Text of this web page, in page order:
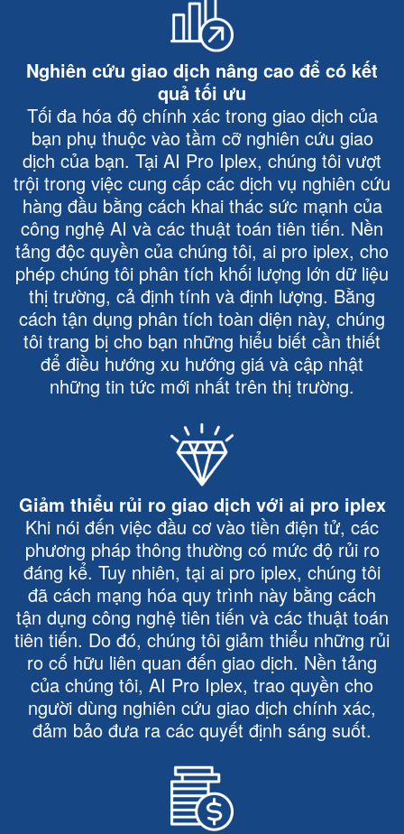
Nghiên cứu giao dịch nâng cao để có kết
quả tối ưu
Tối đa hóa độ chính xác trong giao dịch của
bạn phụ thuộc vào tầm cỡ nghiên cứu giao
dịch của bạn. Tại AI Pro Iplex, chúng tôi vượt
trội trong việc cung cấp các dịch vụ nghiên cứu
hàng đầu bằng cách khai thác sức mạnh của
công nghệ AI và các thuật toán tiên tiến. Nền
tảng độc quyền của chúng tôi, ai pro iplex, cho
phép chúng tôi phân tích khối lượng lớn dữ liệu
thị trường, cả định tính và định lượng. Bằng
cách tận dụng phân tích toàn diện này, chúng
tôi trang bị cho bạn những hiểu biết cần thiết
để điều hướng xu hướng giá và cập nhật
những tin tức mới nhất trên thị trường.
Giảm thiểu rủi ro giao dịch với ai pro iplex
Khi nói đến việc đầu cơ vào tiền điện tử, các
phương pháp thông thường có mức độ rủi ro
đáng kể. Tuy nhiên, tại ai pro iplex, chúng tôi
đã cách mạng hóa quy trình này bằng cách
tận dụng công nghệ tiên tiến và các thuật toán
tiên tiến. Do đó, chúng tôi giảm thiểu những rủi
ro cố hữu liên quan đến giao dịch. Nền tảng
của chúng tôi, AI Pro Iplex, trao quyền cho
người dùng nghiên cứu giao dịch chính xác,
đảm bảo đưa ra các quyết định sáng suốt.